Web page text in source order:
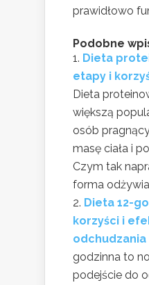
prawidłowo
Podobne
Dieta
etapy i
Dieta
większą
osób
masę ciała i
Czym tak
forma
Dieta 12-
korzyści i
odchudzania
godzinna to
podejście do